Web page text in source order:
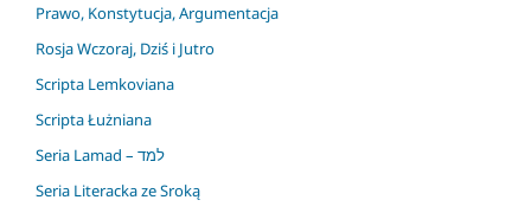
Prawo, Konstytucja, Argumentacja
Rosja Wczoraj, Dziś i Jutro
Scripta Lemkoviana
Scripta Łużniana
Seria Lamad – למד
Seria Literacka ze Sroką